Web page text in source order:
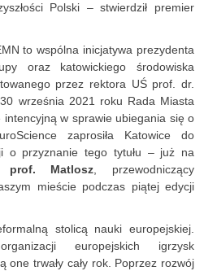
Polski – stwierdził premier
to wspólna inicjatywa prezydenta
oraz katowickiego środowiska
przez rektora UŚ prof. dr.
września 2021 roku Rada Miasta
intencyjną w sprawie ubiegania się o
zaprosiła Katowice do
o przyznanie tego tytułu – już na
prof. Matlosz, przewodniczący
mieście podczas piątej edycji
stolicą nauki europejskiej.
europejskich igrzysk
one trwały cały rok. Poprzez rozwój